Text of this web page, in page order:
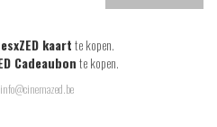
kaartte kopen.
Cadeaubonte kopen.